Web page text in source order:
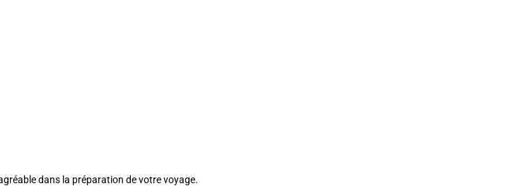
dans la préparation de votre voyage.